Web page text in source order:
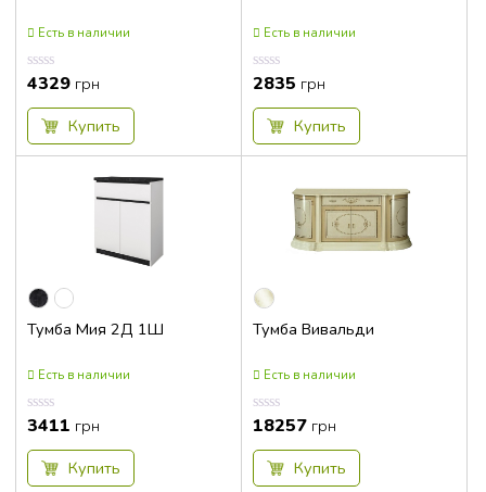
Есть в наличии
Оценка
0.00
из
4329 грн
Купить
Есть в наличии
Оценка
0.00
из
2835 грн
Купить
Тумба Мия 2Д 1Ш
Есть в наличии
Оценка
0.00
из
3411 грн
Купить
Тумба Вивальди
Есть в наличии
Оценка
0.00
из
18257 грн
Купить